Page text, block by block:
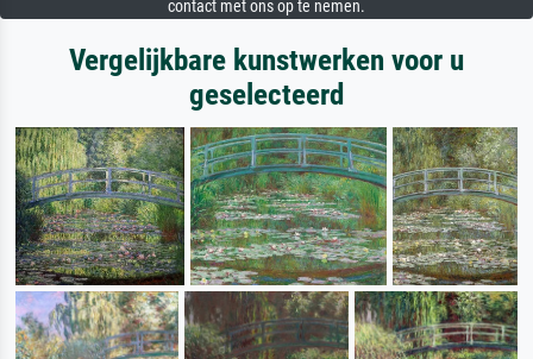
contact met ons op te nemen.
Vergelijkbare kunstwerken voor u
geselecteerd